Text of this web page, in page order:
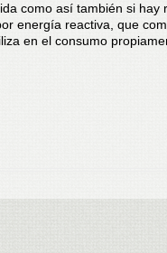
como así también si hay
energía reactiva, que
en el consumo